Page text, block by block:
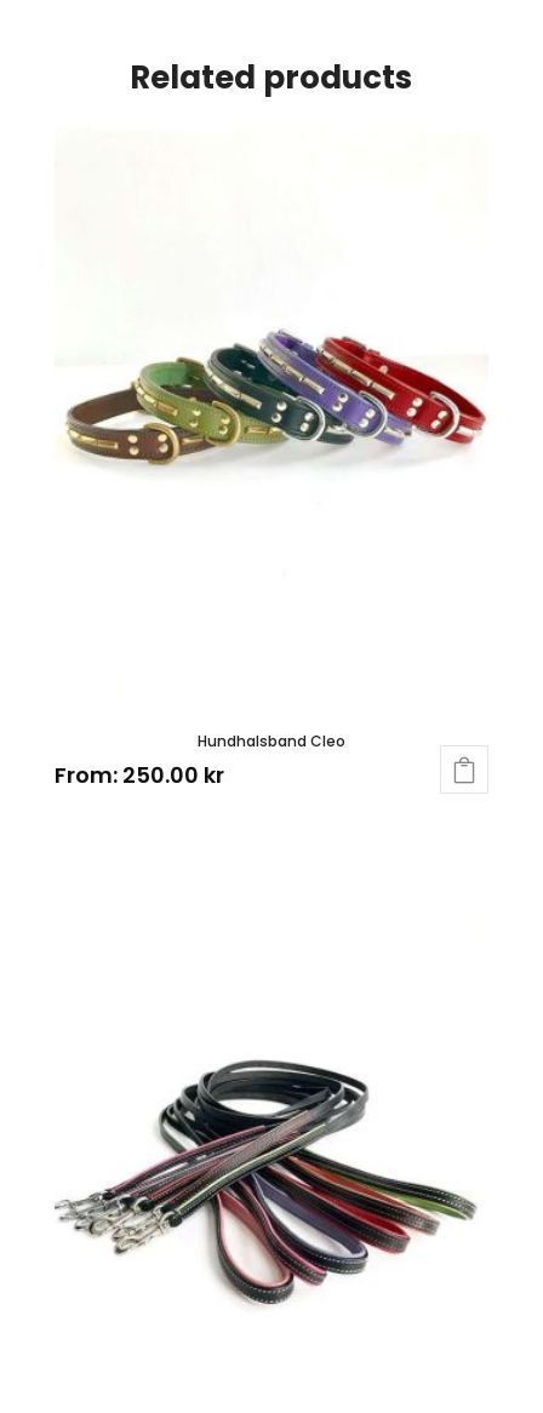
Related products
Hundhalsband Cleo
From: 250.00 kr